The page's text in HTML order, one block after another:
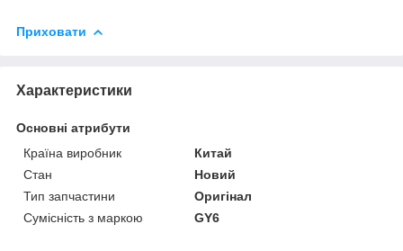
Приховати
Характеристики
Основні атрибути
Країна виробник
Китай
Стан
Новий
Тип запчастини
Оригінал
Сумісність з маркою
GY6